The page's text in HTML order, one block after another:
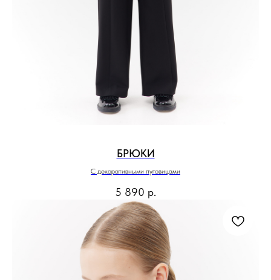
БРЮКИ
С декоративными пуговицами
5 890 р.